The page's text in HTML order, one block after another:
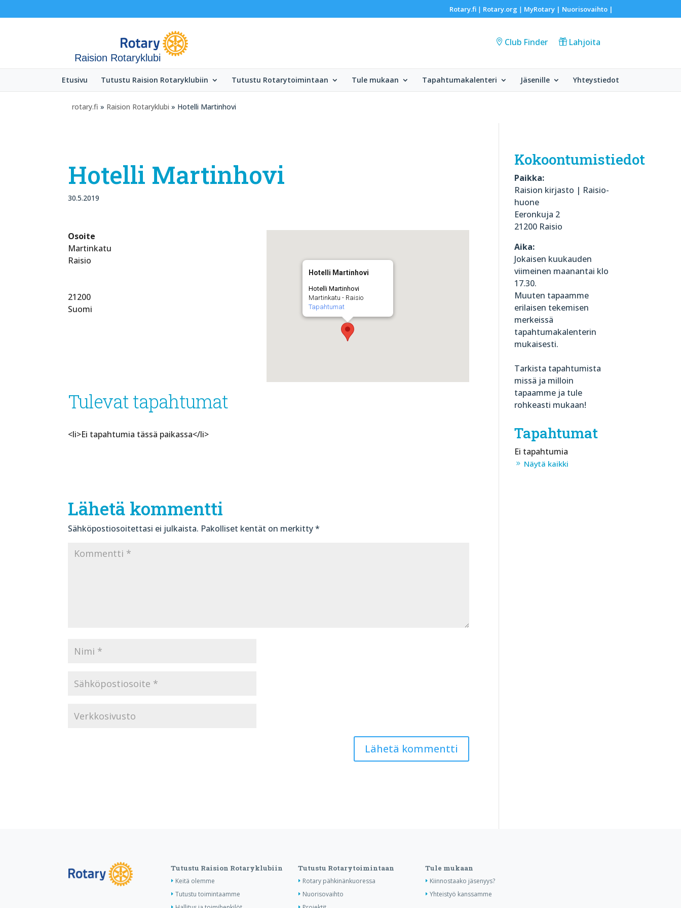
Rotary.fi| Rotary.org | MyRotary | Nuorisovaihto|
Raision Rotaryklubi
Club Finder Lahjoita
Etusivu Tutustu Raision Rotaryklubiin Tutustu Rotarytoimintaan Tule mukaan Tapahtumakalenteri Jäsenille Yhteystiedot
rotary.fi » Raision Rotaryklubi » Hotelli Martinhovi
Hotelli Martinhovi
30.5.2019
Hotelli Martinhovi
Hotelli Martinhovi
Martinkatu - Raisio
Tapahtumat
Osoite
Martinkatu
Raisio
21200
Suomi
Tulevat tapahtumat
<li>Ei tapahtumia tässä paikassa</li>
Lähetä kommentti
Sähköpostiosoitettasi ei julkaista. Pakolliset kentät on merkitty*
Kokoontumistiedot
Paikka:
Raision kirjasto | Raisio-
huone
Eeronkuja 2
21200 Raisio
Aika:
Jokaisen kuukauden
viimeinen maanantai klo
17.30.
Muuten tapaamme
erilaisen tekemisen
merkeissä
tapahtumakalenterin
mukaisesti.
Tarkista tapahtumista
missä ja milloin
tapaamme ja tule
rohkeasti mukaan!
Tapahtumat
Ei tapahtumia
Näytä kaikki
Tutustu Raision Rotaryklubiin
Keitä olemme
Tutustu toimintaamme
Tutustu Rotarytoimintaan
Rotary pähkinänkuoressa
Nuorisovaihto
Tule mukaan
Kiinnostaako jäsenyys?
Yhteistyö kanssamme